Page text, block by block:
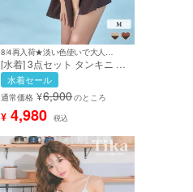
[水着] 3点セット タンキニ ビ
スチェ 体型カバー お腹カバー
ヒップカバー レースアップ 編
み上げ フリル ショートパンツ
付き フレアスカート 清楚 ガ
ーリー ビキニ (ゆんころ着用)
水着セール
通常価格 ¥6,900のところ
¥ 4,980 税込